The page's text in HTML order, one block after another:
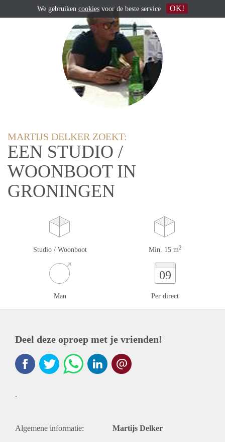
MARTIJS DELKER ZOEKT:
EEN STUDIO /
WOONBOOT IN
GRONINGEN
Studio / Woonboot Min. 15 m2
Man
09
Per direct
Deel deze oproep met je vrienden!
.
Algemene informatie: Martijs Delker
We gebruiken cookies voor de beste service OK!